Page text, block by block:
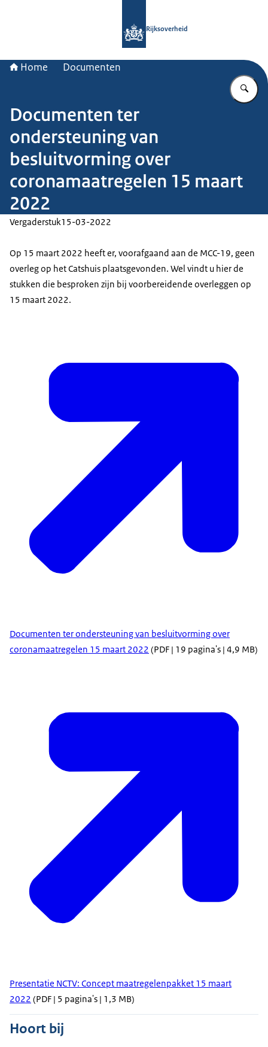
Rijksoverheid
Home Documenten
Documenten ter
ondersteuning van
besluitvorming over
coronamaatregelen 15 maart
2022
Vergaderstuk15-03-2022
Op 15 maart 2022 heeft er, voorafgaand aan de MCC-19, geen
overleg op het Catshuis plaatsgevonden. Wel vindt u hier de
stukken die besproken zijn bij voorbereidende overleggen op
15 maart 2022.
Documenten ter ondersteuning van besluitvorming over
coronamaatregelen 15 maart 2022 (PDF | 19 pagina's | 4,9 MB)
Presentatie NCTV: Concept maatregelenpakket 15 maart
2022 (PDF | 5 pagina's | 1,3 MB)
Hoort bij